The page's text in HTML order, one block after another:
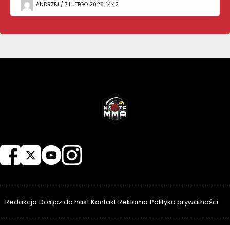
ANDRZEJ / 7 LUTEGO 2026, 14:42
Redakcja Dołącz do nas! Kontakt Reklama Polityka prywatności